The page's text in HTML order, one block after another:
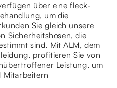
über eine fleck-
um die
Sie gleich unsere
Sicherheitshosen, die
sind. Mit ALM, dem
profitieren Sie von
Leistung, um
Mitarbeitern